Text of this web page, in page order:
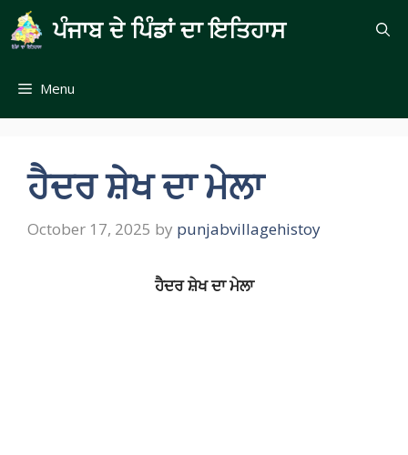
Skip
to
content
ਪੰਜਾਬ ਦੇ ਪਿੰਡਾਂ ਦਾ ਇਤਿਹਾਸ
Menu
ਹੈਦਰ ਸ਼ੇਖ ਦਾ ਮੇਲਾ
October 17, 2025 by punjabvillagehistoy
ਹੈਦਰਸ਼ੇਖਦਾਮੇਲਾ